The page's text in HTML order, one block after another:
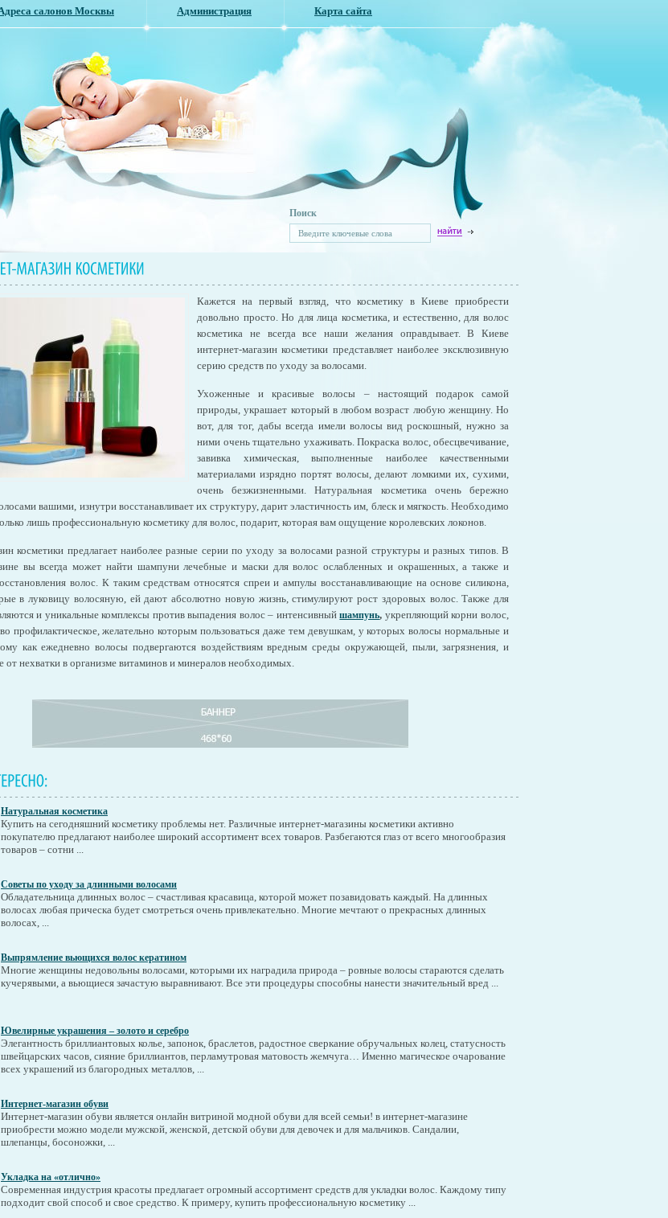
салонов Москвы Администрация Карта сайта
Поиск
Кажется на первый взгляд, что косметику в Киеве приобрести
довольно просто. Но для лица косметика, и естественно, для волос
косметика не всегда все наши желания оправдывает. В Киеве
интернет-магазин косметики представляет наиболее эксклюзивную
серию средств по уходу за волосами.
Ухоженные и красивые волосы – настоящий подарок самой
природы, украшает который в любом возраст любую женщину. Но
вот, для тог, дабы всегда имели волосы вид роскошный, нужно за
ними очень тщательно ухаживать. Покраска волос, обесцвечивание,
завивка химическая, выполненные наиболее качественными
материалами изрядно портят волосы, делают ломкими их, сухими,
очень безжизненными. Натуральная косметика очень бережно
вашими, изнутри восстанавливает их структуру, дарит эластичность им, блеск и мягкость. Необходимо
лишь профессиональную косметику для волос, подарит, которая вам ощущение королевских локонов.
косметики предлагает наиболее разные серии по уходу за волосами разной структуры и разных типов. В
вы всегда может найти шампуни лечебные и маски для волос ослабленных и окрашенных, а также и
волос. К таким средствам относятся спреи и ампулы восстанавливающие на основе силикона,
в луковицу волосяную, ей дают абсолютно новую жизнь, стимулируют рост здоровых волос. Также для
и уникальные комплексы против выпадения волос – интенсивныйшампунь, укрепляющий корни волос,
профилактическое, желательно которым пользоваться даже тем девушкам, у которых волосы нормальные и
как ежедневно волосы подвергаются воздействиям вредным среды окружающей, пыли, загрязнения, и
от нехватки в организме витаминов и минералов необходимых.
Натуральная косметика
Купить на сегодняшний косметику проблемы нет. Различные интернет-магазины косметики активно
покупателю предлагают наиболее широкий ассортимент всех товаров. Разбегаются глаз от всего многообразия
товаров – сотни ...
Советы по уходу за длинными волосами
Обладательница длинных волос – счастливая красавица, которой может позавидовать каждый. На длинных
волосах любая прическа будет смотреться очень привлекательно. Многие мечтают о прекрасных длинных
волосах, ...
Выпрямление вьющихся волос кератином
Многие женщины недовольны волосами, которыми их наградила природа – ровные волосы стараются сделать
кучерявыми, а вьющиеся зачастую выравнивают. Все эти процедуры способны нанести значительный вред ...
Ювелирные украшения – золото и серебро
Элегантность бриллиантовых колье, запонок, браслетов, радостное сверкание обручальных колец, статусность
швейцарских часов, сияние бриллиантов, перламутровая матовость жемчуга… Именно магическое очарование
всех украшений из благородных металлов, ...
Интернет-магазин обуви
Интернет-магазин обуви является онлайн витриной модной обуви для всей семьи! в интернет-магазине
приобрести можно модели мужской, женской, детской обуви для девочек и для мальчиков. Сандалии,
шлепанцы, босоножки, ...
Укладка на «отлично»
Современная индустрия красоты предлагает огромный ассортимент средств для укладки волос. Каждому типу
подходит свой способ и свое средство. К примеру, купить профессиональную косметику ...